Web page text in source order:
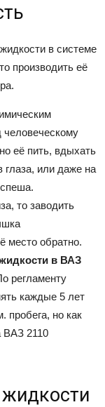
в системе
производить её
человеческому
её пить, вдыхать
глаза, или даже на
то заводить
место обратно.
в ВАЗ
регламенту
каждые 5 лет
пробега, но как
ВАЗ 2110